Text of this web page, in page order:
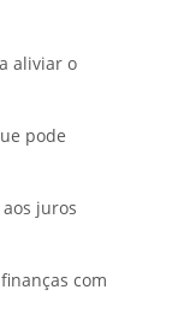
aliviar o
pode
juros
com